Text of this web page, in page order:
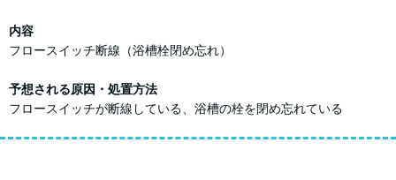
内容
フロースイッチ断線（浴槽栓閉め忘れ）
予想される原因・処置方法
フロースイッチが断線している、浴槽の栓を閉め忘れている